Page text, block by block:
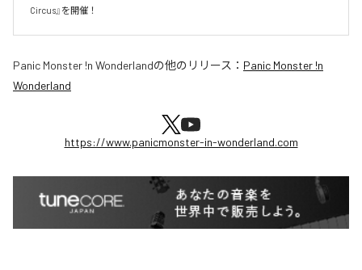
Circus』を開催！
Panic Monster !n Wonderlandの他のリリース： Panic Monster !n
Wonderland
https://www.panicmonster-in-wonderland.com